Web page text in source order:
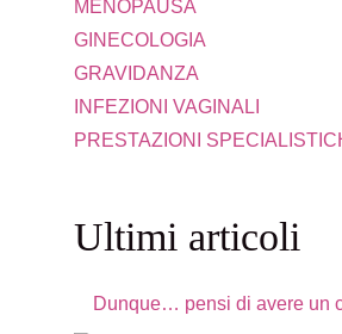
MENOPAUSA
GINECOLOGIA
GRAVIDANZA
INFEZIONI VAGINALI
PRESTAZIONI
Ultimi articoli
Dunque… pensi di avere un